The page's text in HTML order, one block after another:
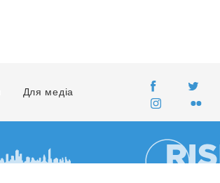
Для медіа